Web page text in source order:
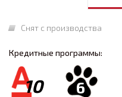
Снят с производства
Кредитные программы:
10 6